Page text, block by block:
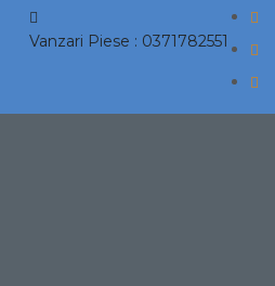
Vanzari Piese : 0371782551